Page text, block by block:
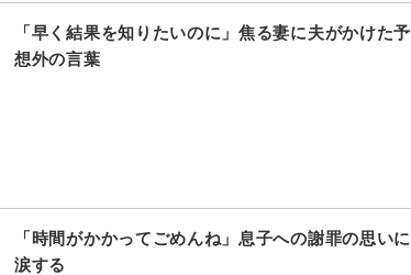
「早く結果を知りたいのに」焦る妻に夫がかけた予
想外の言葉
「時間がかかってごめんね」息子への謝罪の思いに
涙する